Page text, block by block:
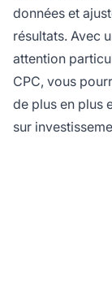
données et
résultats. Avec
attention
CPC, vous
de plus en plus
sur